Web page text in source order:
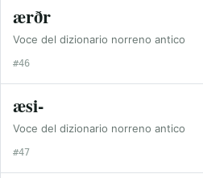
ærðr
Voce del dizionario norreno antico
#46
æsi-
Voce del dizionario norreno antico
#47